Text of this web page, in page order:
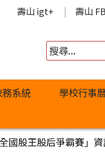
壽山 igt+ 壽山 FB
系統 學校行事
國股王股后爭霸賽」